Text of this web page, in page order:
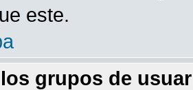
este.
grupos de